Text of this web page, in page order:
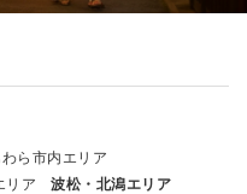
ら市内エリア
リア
波松・北潟エリア